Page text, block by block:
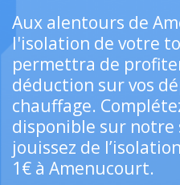
Aux alentours de
l'isolation de votre
permettra de
déduction sur vos
chauffage.
disponible sur
jouissez de
1€ à Amenucourt.